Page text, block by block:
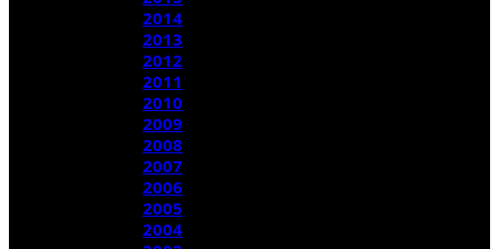
2014
2013
2012
2011
2010
2009
2008
2007
2006
2005
2004